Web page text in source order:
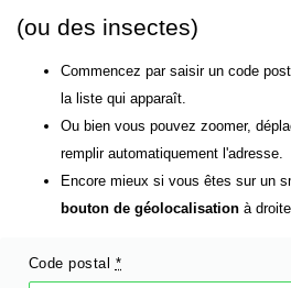
(ou des insectes)
Commencez par saisir un code
la liste qui apparaît.
Ou bien vous pouvez zoomer,
remplir automatiquement l'adresse.
Encore mieux si vous êtes sur un
bouton de géolocalisation à
Code postal *